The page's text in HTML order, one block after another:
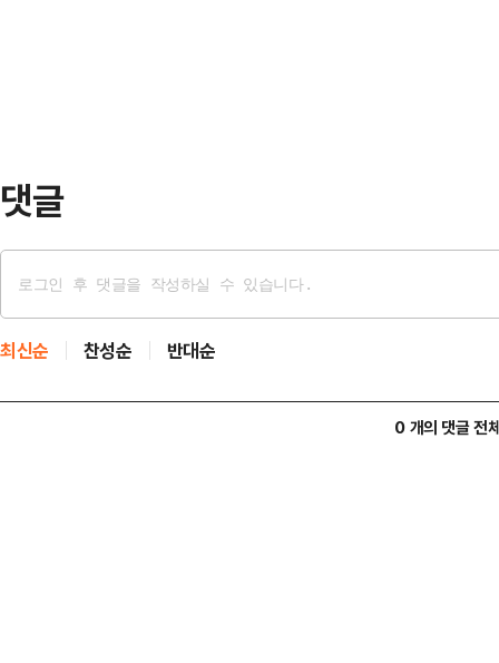
댓글
최신순 찬성순 반대순
0 개의 댓글 전